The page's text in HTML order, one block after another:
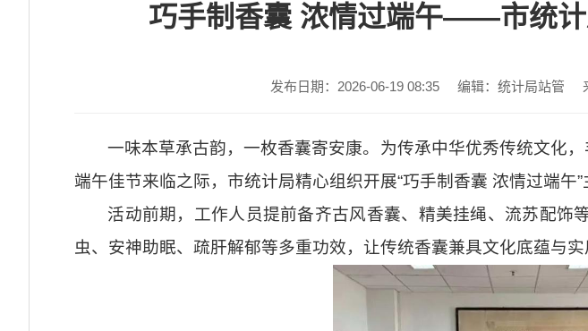
巧手制香囊 浓情过端午——市统计
发布日期：2026-06-19 08:35 编辑：统计局站管
一味本草承古韵，一枚香囊寄安康。为传承中华优秀传统文化
端午佳节来临之际，市统计局精心组织开展“巧手制香囊 浓情过端午”
活动前期，工作人员提前备齐古风香囊、精美挂绳、流苏配
虫、安神助眠、疏肝解郁等多重功效，让传统香囊兼具文化底蕴与实